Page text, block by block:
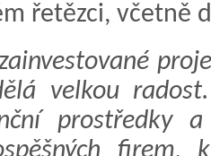
řetězci, včetně
velkou
prostředky
firem,